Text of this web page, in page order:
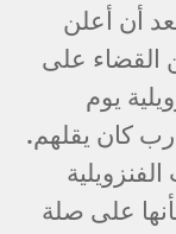
أن أعلن
القضاء على
يوم
قارب كان يقلهم.
على صلة